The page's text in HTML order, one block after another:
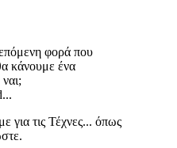
φορά που
κάνουμε ένα
για τις Τέχνες... όπως